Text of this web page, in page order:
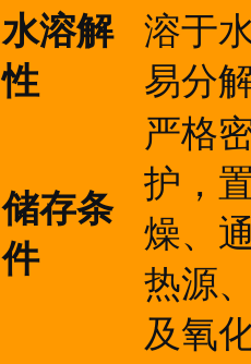
水溶解
性
溶于
易分解
储存条
件
严格
护，
燥、
热源
及氧